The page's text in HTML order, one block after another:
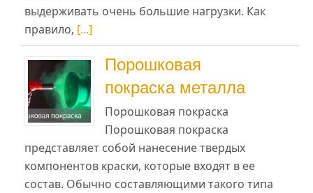
выдерживать очень большие нагрузки. Как
правило, [...]
Порошковая
покраска металла
Порошковая покраска
Порошковая покраска
представляет собой нанесение твердых
компонентов краски, которые входят в ее
состав. Обычно составляющими такого типа